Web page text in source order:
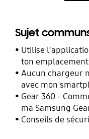
Sujet
Utilise
ton
Aucun chargeur
avec mon
Gear 360 -
ma Samsung
Conseils de